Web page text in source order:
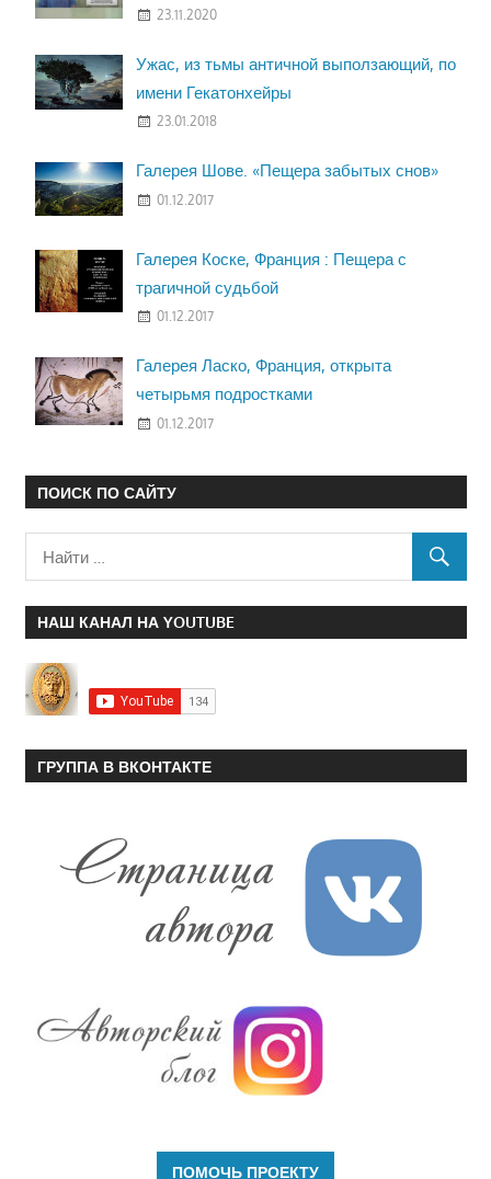
23.11.2020
Ужас, из тьмы античной выползающий, по
имени Гекатонхейры
23.01.2018
Галерея Шове. «Пещера забытых снов»
01.12.2017
Галерея Коске, Франция : Пещера с
трагичной судьбой
01.12.2017
Галерея Ласко, Франция, открыта
четырьмя подростками
01.12.2017
ПОИСК ПО САЙТУ
НАШ КАНАЛ НА YOUTUBE
ГРУППА В ВКОНТАКТЕ